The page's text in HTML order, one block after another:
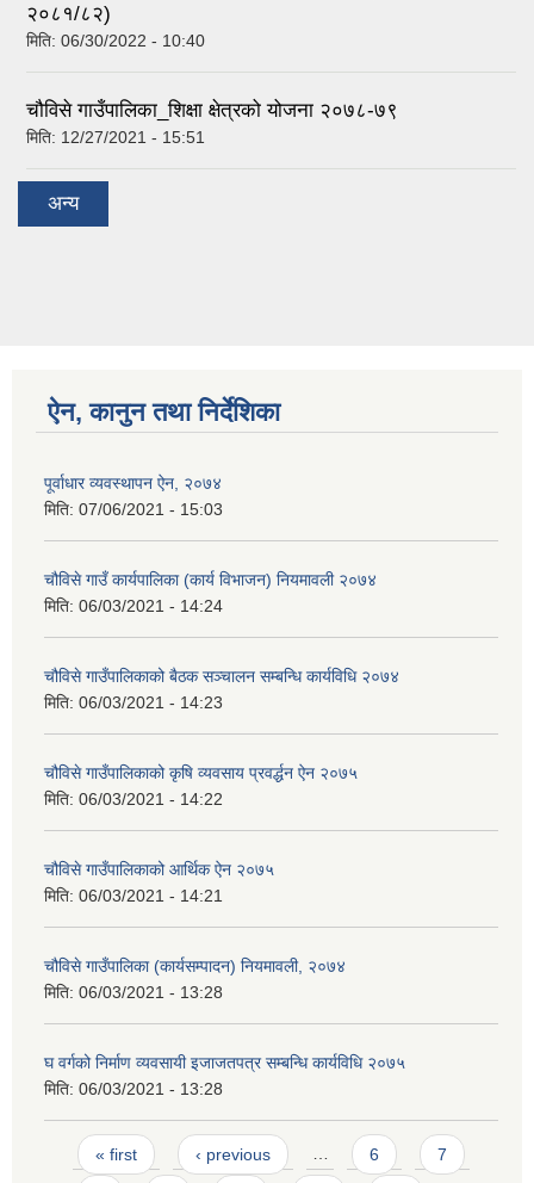
२०८१/८२)
मिति: 06/30/2022 - 10:40
चौविसे गाउँपालिका_शिक्षा क्षेत्रको योजना २०७८-७९
मिति: 12/27/2021 - 15:51
अन्य
ऐन, कानुन तथा निर्देशिका
पूर्वाधार व्यवस्थापन ऐन, २०७४
मिति: 07/06/2021 - 15:03
चौविसे गाउँ कार्यपालिका (कार्य विभाजन) नियमावली २०७४
मिति: 06/03/2021 - 14:24
चौविसे गाउँपालिकाको बैठक सञ्चालन सम्बन्धि कार्यविधि २०७४
मिति: 06/03/2021 - 14:23
चौविसे गाउँपालिकाको कृषि व्यवसाय प्रवर्द्धन ऐन २०७५
मिति: 06/03/2021 - 14:22
चौविसे गाउँपालिकाको आर्थिक ऐन २०७५
मिति: 06/03/2021 - 14:21
चौविसे गाउँपालिका (कार्यसम्पादन) नियमावली, २०७४
मिति: 06/03/2021 - 13:28
घ वर्गको निर्माण व्यवसायी इजाजतपत्र सम्बन्धि कार्यविधि २०७५
मिति: 06/03/2021 - 13:28
Pages
« first ‹ previous … 6 7